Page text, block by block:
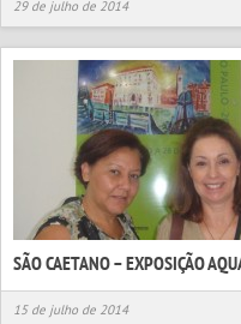
29 de julho de 2014
SÃO CAETANO – EXPOSIÇÃO
15 de julho de 2014